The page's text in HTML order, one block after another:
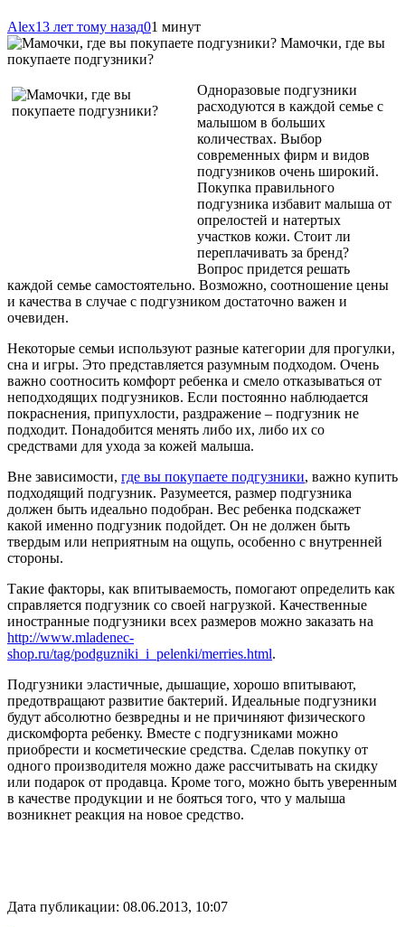
Alex13 лет тому назад01 минут
Мамочки, где вы
покупаете подгузники?
Одноразовые подгузники
расходуются в каждой семье с
малышом в больших
количествах. Выбор
современных фирм и видов
подгузников очень широкий.
Покупка правильного
подгузника избавит малыша от
опрелостей и натертых
участков кожи. Стоит ли
переплачивать за бренд?
Вопрос придется решать
каждой семье самостоятельно. Возможно, соотношение цены
и качества в случае с подгузником достаточно важен и
очевиден.
Некоторые семьи используют разные категории для прогулки,
сна и игры. Это представляется разумным подходом. Очень
важно соотносить комфорт ребенка и смело отказываться от
неподходящих подгузников. Если постоянно наблюдается
покраснения, припухлости, раздражение – подгузник не
подходит. Понадобится менять либо их, либо их со
средствами для ухода за кожей малыша.
Вне зависимости, где вы покупаете подгузники, важно купить
подходящий подгузник. Разумеется, размер подгузника
должен быть идеально подобран. Вес ребенка подскажет
какой именно подгузник подойдет. Он не должен быть
твердым или неприятным на ощупь, особенно с внутренней
стороны.
Такие факторы, как впитываемость, помогают определить как
справляется подгузник со своей нагрузкой. Качественные
иностранные подгузники всех размеров можно заказать на
http://www.mladenec-
shop.ru/tag/podguzniki_i_pelenki/merries.html.
Подгузники эластичные, дышащие, хорошо впитывают,
предотвращают развитие бактерий. Идеальные подгузники
будут абсолютно безвредны и не причиняют физического
дискомфорта ребенку. Вместе с подгузниками можно
приобрести и косметические средства. Сделав покупку от
одного производителя можно даже рассчитывать на скидку
или подарок от продавца. Кроме того, можно быть уверенным
в качестве продукции и не бояться того, что у малыша
возникнет реакция на новое средство.
Дата публикации: 08.06.2013, 10:07